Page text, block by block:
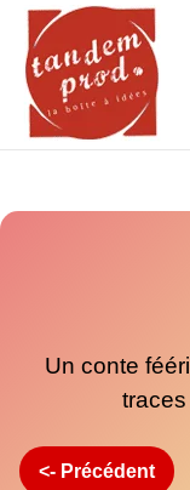
Un conte
<- Précédent